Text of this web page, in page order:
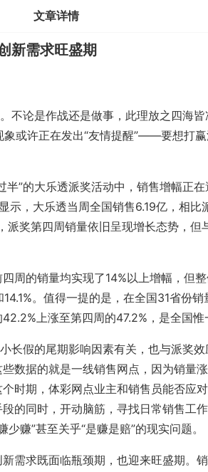
文章详情
新需求旺盛期
论是作战还是做事，此理放之四海
象或许正在发出“友情提醒”——要想打
”的大乐透派奖活动中，销售增幅正在
，大乐透当周全国销售6.19亿，相比
派奖第四周销量依旧呈现增长态势，但
的销量均实现了14%以上增幅，但整
。值得一提的是，在全国31省份
上涨至第四周的47.2%，是全国惟
假的尾期影响因素有关，也与派奖效
数据的就是一线销售网点，因为销量
时期，体彩网点业主和销售员能否应
的同时，开动脑筋，寻找日常销售工
赚”甚至关乎“是赚是赔”的现实问题。
求既面临瓶颈期，也迎来旺盛期。